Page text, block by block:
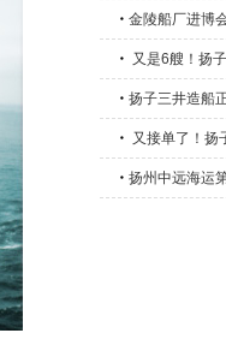
・ 金陵船厂进博
・ 又是6艘！扬
・ 扬子三井造船
・ 又接单了！扬
・ 扬州中远海运